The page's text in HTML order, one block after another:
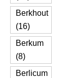
Berkhout
(16)
Berkum
(8)
Berlicum